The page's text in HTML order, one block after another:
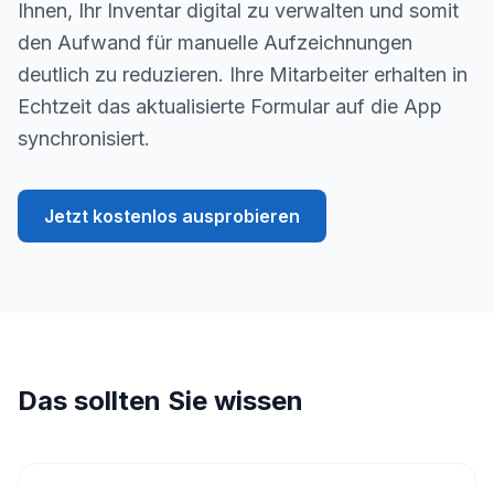
Ihnen, Ihr Inventar digital zu verwalten und somit
den Aufwand für manuelle Aufzeichnungen
deutlich zu reduzieren. Ihre Mitarbeiter erhalten in
Echtzeit das aktualisierte Formular auf die App
synchronisiert.
Jetzt kostenlos ausprobieren
Das sollten Sie wissen